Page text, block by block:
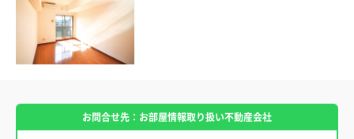
お問合せ先：お部屋情報取り扱い不動産会社